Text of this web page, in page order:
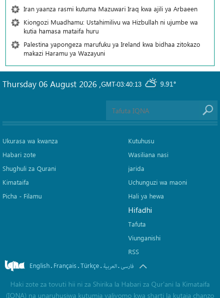
Iran yaanza rasmi kutuma Mazuwari Iraq kwa ajili ya Arbaeen
Kiongozi Muadhamu: Ustahimilivu wa Hizbullah ni ujumbe wa
kutia hamasa mataifa huru
Palestina yapongeza marufuku ya Ireland kwa bidhaa zitokazo
makazi Haramu ya Wazayuni
GMT-03:40:13 9.91°
Thursday 06 August 2026 ,
Ukurasa wa kwanza
Habari zote
Shughuli za Qurani
Kimataifa
Picha‎ - Filamu‎
Kutuhusu
Wasiliana nasi
jarida
Uchunguzi wa maoni
Hali ya hewa
Hifadhi
Tafuta
Viunganishi
RSS
English. Français.Türkçe. العربیة.فارسی
Haki zote za tovuti hii ni za Shirika la Habari za Qur'ani la Kimataifa
(IQNA) na unaruhusiwa kutumia yaliyomo kwa sharti la kutaja chanzo